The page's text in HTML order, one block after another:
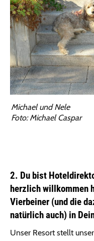
Michael und Nele
Foto: Michael Caspar
2. Du bist
herzlich willkommen
Vierbeiner (und die
natürlich auch) in
Unser Resort stellt